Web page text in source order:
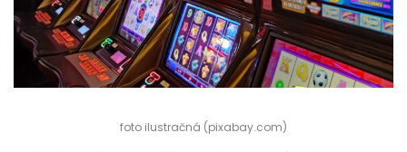
foto ilustračná (pixabay.com)